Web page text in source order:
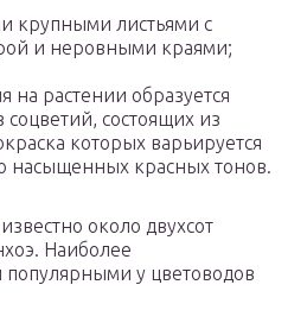
крупными листьями с
и неровными краями;
на растении образуется
состоящих из
которых варьируется
насыщенных красных тонов.
около двухсот
Наиболее
у цветоводов